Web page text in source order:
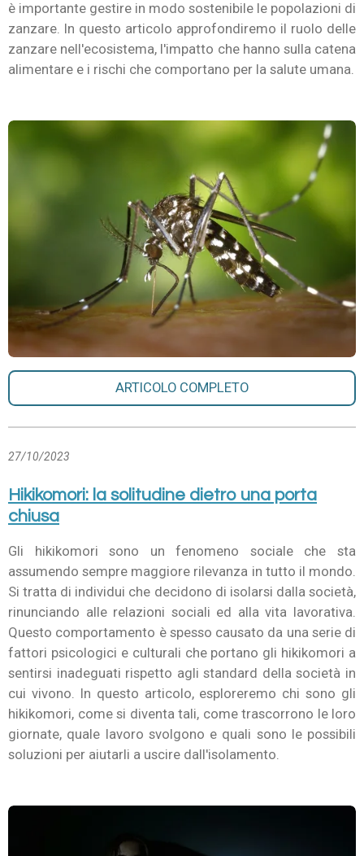
è importante gestire in modo sostenibile le popolazioni di
zanzare. In questo articolo approfondiremo il ruolo delle
zanzare nell'ecosistema, l'impatto che hanno sulla catena
alimentare e i rischi che comportano per la salute umana.
ARTICOLO COMPLETO
27/10/2023
Hikikomori: la solitudine dietro una porta
chiusa
Gli hikikomori sono un fenomeno sociale che sta
assumendo sempre maggiore rilevanza in tutto il mondo.
Si tratta di individui che decidono di isolarsi dalla società,
rinunciando alle relazioni sociali ed alla vita lavorativa.
Questo comportamento è spesso causato da una serie di
fattori psicologici e culturali che portano gli hikikomori a
sentirsi inadeguati rispetto agli standard della società in
cui vivono. In questo articolo, esploreremo chi sono gli
hikikomori, come si diventa tali, come trascorrono le loro
giornate, quale lavoro svolgono e quali sono le possibili
soluzioni per aiutarli a uscire dall'isolamento.